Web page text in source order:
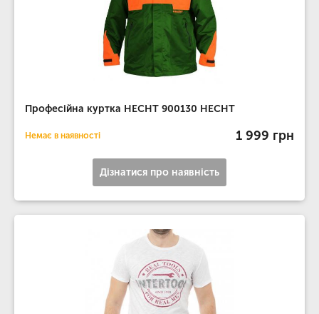
Професійна куртка HECHT 900130 HECHT
Немає в наявності 1 999 грн
Дізнатися про наявність